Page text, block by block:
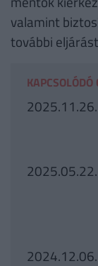
valamint
további
2025.11.26.
2025.05.22.
2024.12.06.